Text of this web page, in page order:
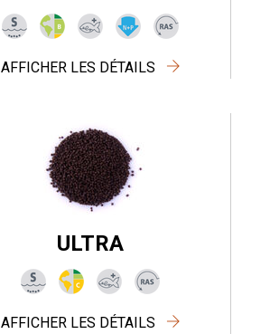
AFFICHER LES DÉTAILS
ULTRA
AFFICHER LES DÉTAILS